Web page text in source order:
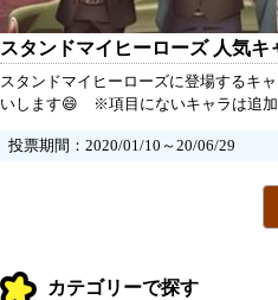
スタンドマイヒーローズ 人気キ
スタンドマイヒーローズに登場するキ
いします😄 ※項目にないキャラは追加
投票期間：2020/01/10～20/06/29
カテゴリーで探す